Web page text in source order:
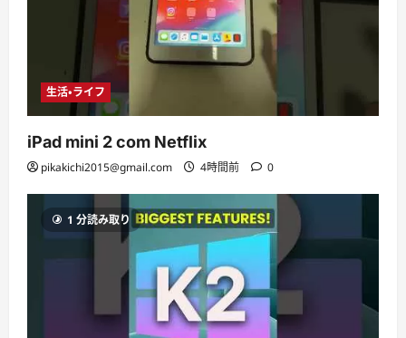
生活・ライフ
iPad mini 2 com Netflix
pikakichi2015@gmail.com 4時間前 0
1 分読み取り